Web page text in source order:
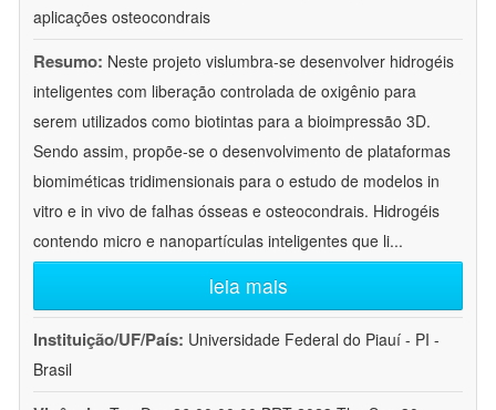
aplicações osteocondrais
Resumo: Neste projeto vislumbra-se desenvolver hidrogéis
inteligentes com liberação controlada de oxigênio para
serem utilizados como biotintas para a bioimpressão 3D.
Sendo assim, propõe-se o desenvolvimento de plataformas
biomiméticas tridimensionais para o estudo de modelos in
vitro e in vivo de falhas ósseas e osteocondrais. Hidrogéis
contendo micro e nanopartículas inteligentes que li...
leia mais
Instituição/UF/País: Universidade Federal do Piauí - PI -
Brasil